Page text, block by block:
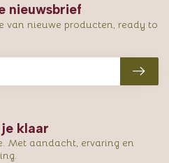
klaar
Met aandacht, ervaring en
nieuwsbrief
van nieuwe producten, ready to